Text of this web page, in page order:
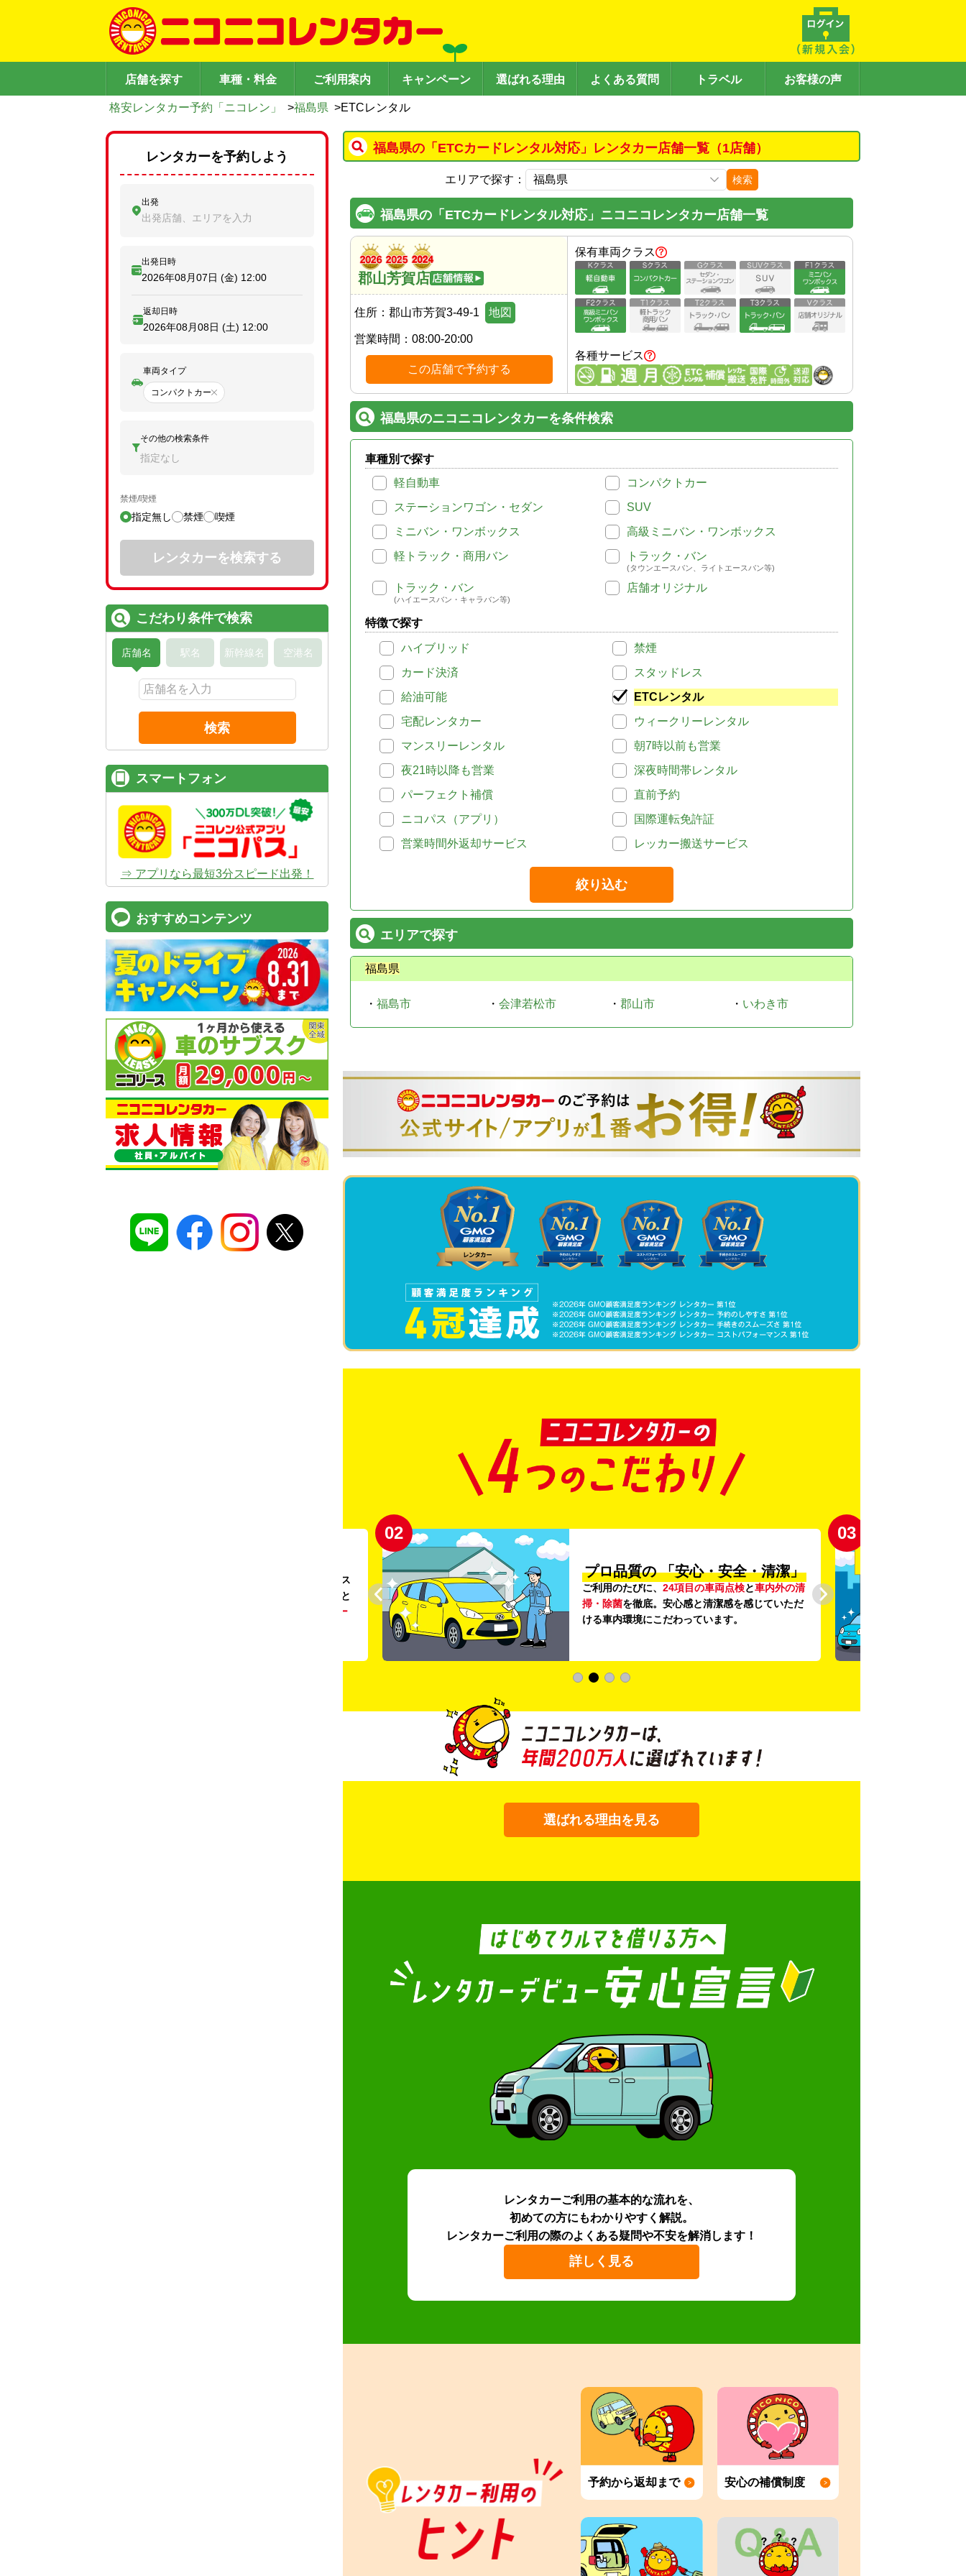
店舗を探す 車種・料金 ご利用案内 キャンペーン 選ばれる理由 よくある質問 トラベル お客様の声
格安レンタカー予約「ニコレン」 >福島県 >ETCレンタル
福島県の「ETCカードレンタル対応」レンタカー店舗一覧（1店舗）
エリアで探す： 検索
福島県の「ETCカードレンタル対応」ニコニコレンタカー店舗一覧
郡山芳賀店
住所： 郡山市芳賀3-49-1 地図
営業時間： 08:00-20:00
この店舗で予約する
保有車両クラス
各種サービス
福島県のニコニコレンタカーを条件検索
車種別で探す
軽自動車
コンパクトカー
ステーションワゴン・セダン
SUV
ミニバン・ワンボックス
高級ミニバン・ワンボックス
軽トラック・商用バン
トラック・バン
(タウンエースバン、ライトエースバン等)
トラック・バン
(ハイエースバン・キャラバン等)
店舗オリジナル
特徴で探す
ハイブリッド
禁煙
カード決済
スタッドレス
給油可能
ETCレンタル
宅配レンタカー
ウィークリーレンタル
マンスリーレンタル
朝7時以前も営業
夜21時以降も営業
深夜時間帯レンタル
パーフェクト補償
直前予約
ニコパス（アプリ）
国際運転免許証
営業時間外返却サービス
レッカー搬送サービス
絞り込む
エリアで探す
福島県
・ 福島市 ・ 会津若松市 ・ 郡山市 ・ いわき市
。ガソリンス
タンドや整備工場の既存インフラを活用すること
リー
02
プロ品質の 「安心・安全・清潔」
ご利用のたびに、 24項目の車両点検と車内外の清
掃・除菌を徹底。安心感と清潔感を感じていただ
ける車内環境にこだわっています。
03
選ばれる理由を見る
レンタカーご利用の基本的な流れを、
初めての方にもわかりやすく解説。
レンタカーご利用の際のよくある疑問や不安を解消します！
詳しく見る
予約から返却まで 安心の補償制度
レンタカーを予約しよう
出発
出発店舗、エリアを入力
出発日時
2026年08月07日 (金) 12:00
返却日時
2026年08月08日 (土) 12:00
車両タイプ
コンパクトカー
その他の検索条件
指定なし
禁煙/喫煙
指定無し 禁煙 喫煙
レンタカーを検索する
こだわり条件で検索
店舗名 駅名 新幹線名 空港名
検索
スマートフォン
⇒ アプリなら最短3分スピード出発！
おすすめコンテンツ